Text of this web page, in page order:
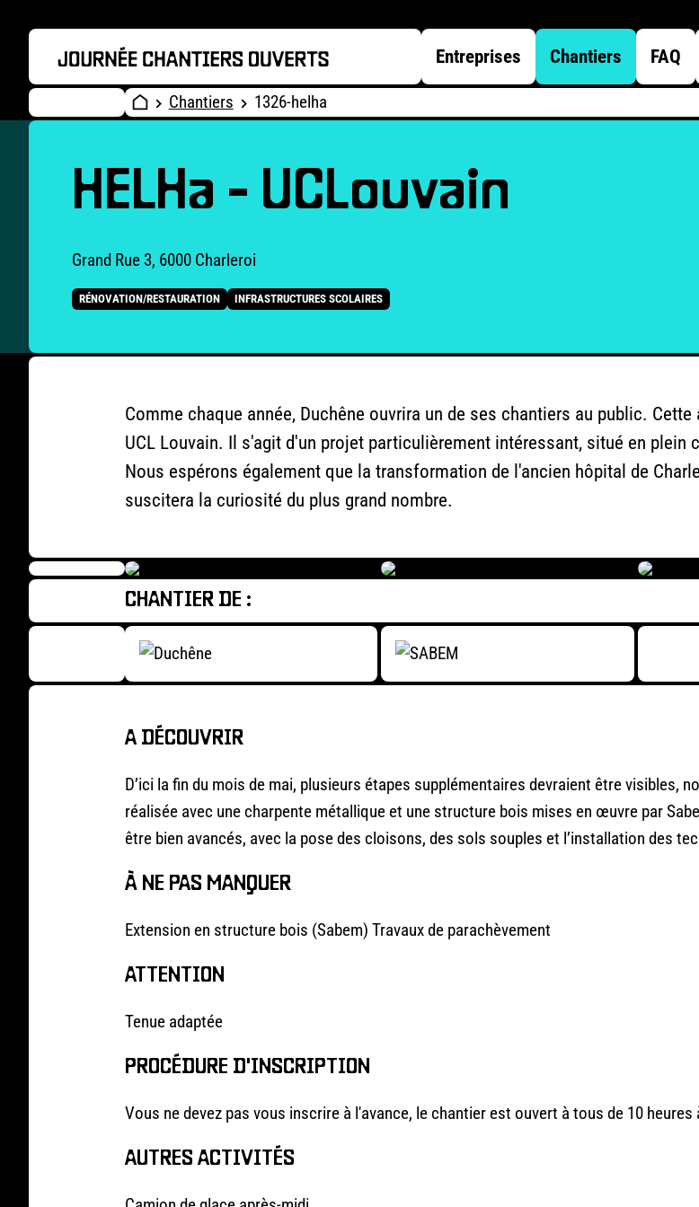
Entreprises Chantiers FAQ
Chantiers 1326-helha
HELHa - UCLouvain
Grand Rue 3, 6000 Charleroi
RÉNOVATION/RESTAURATION INFRASTRUCTURES SCOLAIRES
Comme chaque année, Duchêne ouvrira un de ses chantiers au public.
UCL Louvain. Il s'agit d'un projet particulièrement intéressant, situé en
Nous espérons également que la transformation de l'ancien hôpital de
suscitera la curiosité du plus grand nombre.
CHANTIER DE :
A DÉCOUVRIR
D’ici la fin du mois de mai, plusieurs étapes supplémentaires devraient être visibles,
réalisée avec une charpente métallique et une structure bois mises en œuvre par
être bien avancés, avec la pose des cloisons, des sols souples et l’installation des
À NE PAS MANQUER
Extension en structure bois (Sabem) Travaux de parachèvement
ATTENTION
Tenue adaptée
PROCÉDURE D'INSCRIPTION
Vous ne devez pas vous inscrire à l'avance, le chantier est ouvert à tous de 10 heures
AUTRES ACTIVITÉS